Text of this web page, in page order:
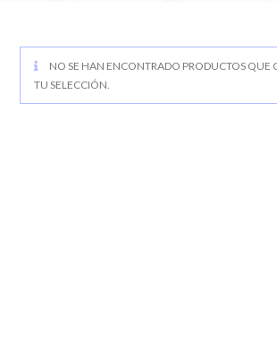
NO SE HAN ENCONTRADO PRODUCTOS QUE
TU SELECCIÓN.